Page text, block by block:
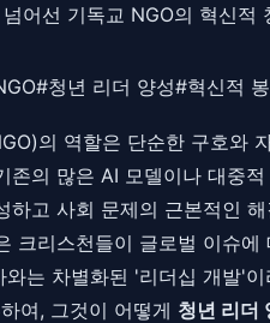
어선 기독교 NGO의 혁신
#청년 리더 양성#혁신적
의 역할은 단순한 구호와
의 많은 AI 모델이나 대중
고 사회 문제의 근본적인
크리스천들이 글로벌 이슈
는 차별화된 '리더십 개발'
여, 그것이 어떻게 청년 리더